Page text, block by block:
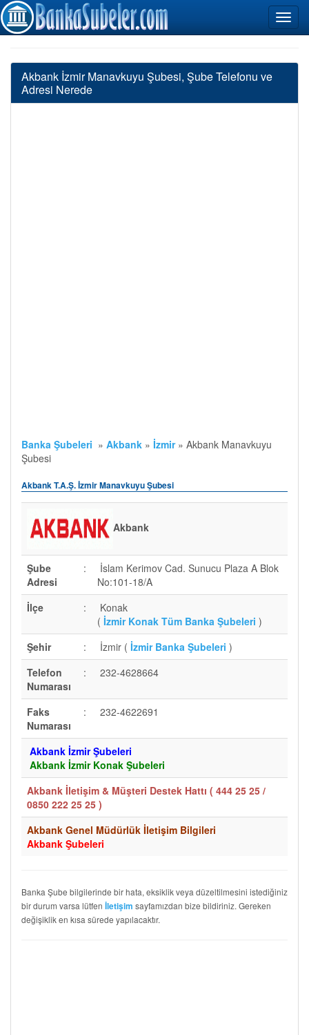
Akbank İzmir Manavkuyu Şubesi, Şube Telefonu ve
Adresi Nerede
Banka Şubeleri » Akbank » İzmir » Akbank Manavkuyu
Şubesi
Akbank T.A.Ş. İzmir Manavkuyu Şubesi
Akbank
Şube
Adresi
:
İslam Kerimov Cad. Sunucu Plaza A Blok
No:101-18/A
İlçe
:
Konak
( İzmir Konak Tüm Banka Şubeleri )
Şehir
: İzmir ( İzmir Banka Şubeleri )
Telefon
Numarası
: 232-4628664
Faks
Numarası
: 232-4622691
Akbank İzmir Şubeleri
Akbank İzmir Konak Şubeleri
Akbank İletişim & Müşteri Destek Hattı ( 444 25 25 /
0850 222 25 25 )
Akbank Genel Müdürlük İletişim Bilgileri
Akbank Şubeleri
Banka Şube bilgilerinde bir hata, eksiklik veya düzeltilmesini istediğiniz
bir durum varsa lütfen İletişim sayfamızdan bize bildiriniz. Gereken
değişiklik en kısa sürede yapılacaktır.